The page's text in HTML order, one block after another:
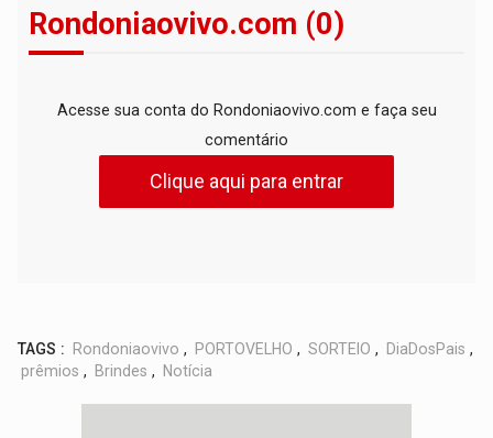
Rondoniaovivo.com (0)
Acesse sua conta do Rondoniaovivo.com e faça seu
comentário
Clique aqui para entrar
TAGS : Rondoniaovivo , PORTOVELHO , SORTEIO , DiaDosPais ,
prêmios , Brindes , Notícia